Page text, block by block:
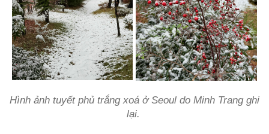
Hình ảnh tuyết phủ trắng xoá ở Seoul do Minh Trang ghi
lại.